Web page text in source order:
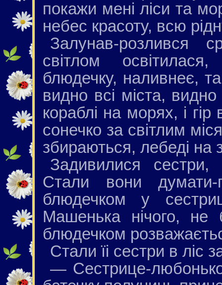
покажи мені ліси та
небес красоту, всю
Залунав-розлився
світлом
блюдечку, наливнеє,
видно всі міста,
кораблі на морях, і
сонечко за світлим
збираються, лебеді на
Задивилися
Стали вони
блюдечком у
Машенька нічого, не
блюдечком
Стали їi сестри в ліс
— Сестрице-